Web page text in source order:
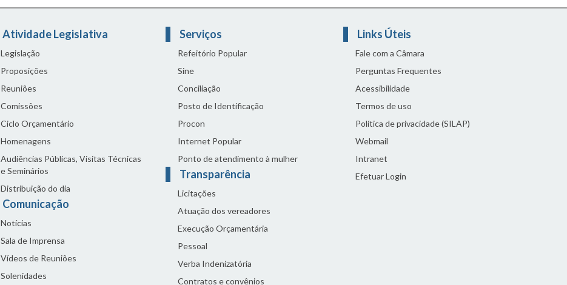
Atividade Legislativa
Legislação
Proposições
Reuniões
Comissões
Ciclo Orçamentário
Homenagens
Audiências Públicas, Visitas Técnicas
e Seminários
Distribuição do dia
Comunicação
Notícias
Sala de Imprensa
Vídeos de Reuniões
Solenidades
Serviços
Refeitório Popular
Sine
Conciliação
Posto de Identificação
Procon
Internet Popular
Ponto de atendimento à mulher
Transparência
Licitações
Atuação dos vereadores
Execução Orçamentária
Pessoal
Verba Indenizatória
Contratos e convênios
Links Úteis
Fale com a Câmara
Perguntas Frequentes
Acessibilidade
Termos de uso
Política de privacidade (SILAP)
Webmail
Intranet
Efetuar Login